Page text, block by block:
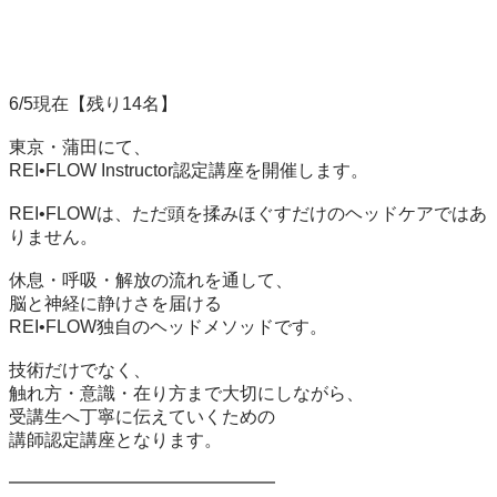
6/5現在【残り14名】
東京・蒲田にて、
REI•FLOW Instructor認定講座を開催します。
REI•FLOWは、ただ頭を揉みほぐすだけのヘッドケアではあ
りません。
休息・呼吸・解放の流れを通して、
脳と神経に静けさを届ける
REI•FLOW独自のヘッドメソッドです。
技術だけでなく、
触れ方・意識・在り方まで大切にしながら、
受講生へ丁寧に伝えていくための
講師認定講座となります。
━━━━━━━━━━━━━━━